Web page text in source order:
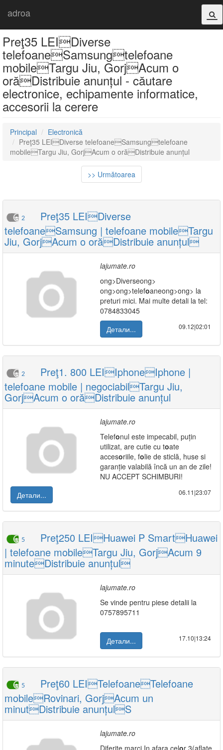
adroa
Preţ35 LEIDiverse
telefoaneSamsungtelefoane
mobileTargu Jiu, GorjAcum o
orăDistribuie anunțul - căutare
electronice, echipamente informatice,
accesorii la cerere
Principal
Electronică
Preţ35 LEIDiverse telefoaneSamsungtelefoane
mobileTargu Jiu, GorjAcum o orăDistribuie anunțul
>> Următoarea
2
Preţ35 LEIDiverse
telefoaneSamsung | telefoane mobileTargu
Jiu, GorjAcum o orăDistribuie anunțul
lajumate.ro
ong>Diverseong>
ong>ong>telefoaneong>ong> la
preturi mici. Mai multe detali la tel:
0784833045
Детали...
09.12|02:01
2
Preţ1. 800 LEIIphoneIphone |
telefoane mobile | negociabilTargu Jiu,
GorjAcum o orăDistribuie anunțul
lajumate.ro
Telefonul este impecabil, puțin
utilizat, are cutie cu toate
accesoriile, folie de sticlă, huse si
garanție valabilă încă un an de zile!
NU ACCEPT SCHIMBURI!
Детали...
06.11|23:07
5
Preţ250 LEIHuawei P SmartHuawei
| telefoane mobileTargu Jiu, GorjAcum 9
minuteDistribuie anunțul
lajumate.ro
Se vinde pentru piese detalii la
0757895711
Детали... 17.10|13:24
5
Preţ60 LEITelefoaneTelefoane
mobileRovinari, GorjAcum un
minutDistribuie anunțulS
lajumate.ro
Diferite marci.In afara celor 3(aflate